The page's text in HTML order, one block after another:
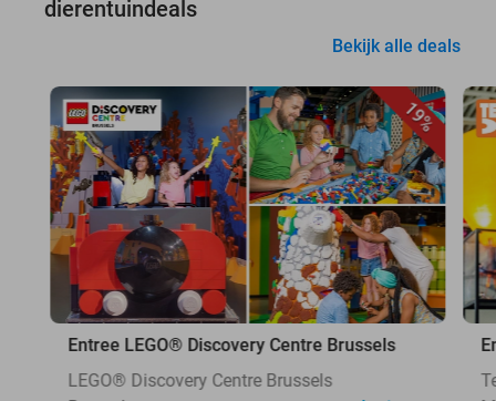
dierentuindeals
Bekijk alle deals
19%
Entree LEGO® Discovery Centre Brussels
LEGO® Discovery Centre Brussels